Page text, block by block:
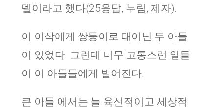
델이라고 했다(25응답, 누림, 제자).
이 이삭에게 쌍둥이로 태어난 두 아들
이 있었다. 그런데 너무 고통스런 일들
이 이 아들들에게 벌어진다.
큰 아들 에서는 늘 육신적이고 세상적